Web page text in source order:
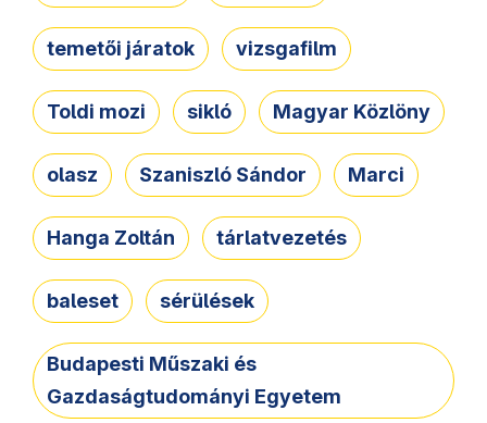
temetői járatok vizsgafilm
Toldi mozi sikló Magyar Közlöny
olasz Szaniszló Sándor Marci
Hanga Zoltán tárlatvezetés
baleset sérülések
Budapesti Műszaki és
Gazdaságtudományi Egyetem